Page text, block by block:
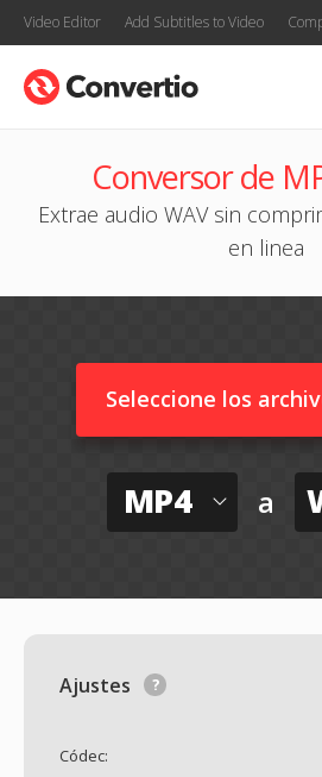
Video Editor Add Subtitles to Video
Conversor de
Extrae audio WAV sin
en linea
Seleccione los
MP4 a
Ajustes
Códec: